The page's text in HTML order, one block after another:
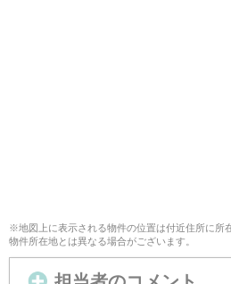
※地図上に表示される物件の位置は付近住所に所
物件所在地とは異なる場合がございます。